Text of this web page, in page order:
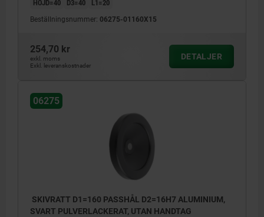
HÖJD=40 D3=40 L1=20
Beställningsnummer: 06275-01160X15
254,70 kr
exkl. moms
Exkl. leveranskostnader
DETALJER
06275
SKIVRATT D1=160 PASSHÅL D2=16H7 ALUMINIUM,
SVART PULVERLACKERAT, UTAN HANDTAG